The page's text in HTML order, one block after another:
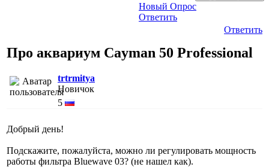
Новый Опрос
Ответить
Ответить
Про аквариум Cayman 50 Professional
trtrmitya
Новичок
5
Добрый день!
Подскажите, пожалуйста, можно ли регулировать мощность
работы фильтра Bluewave 03? (не нашел как).